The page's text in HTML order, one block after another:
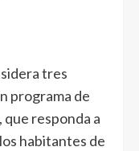
tres
programa de
responda a
habitantes de